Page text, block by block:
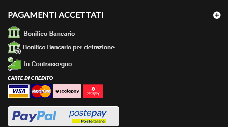
CAMPIONI
Possibile ordinare una campionatura cliccando sul
costi e quantità cliccare il bottone "ordina
METODO DI
POSA
A colla Il tutto acquistabile nella categoria accessori
abbinati ove presenti.
CONSIGLI
PER LA POSA:
precedentemente alla posa del battiscopa, deve
essere incassata nel muro.
PAGAMENTI ACCETTATI